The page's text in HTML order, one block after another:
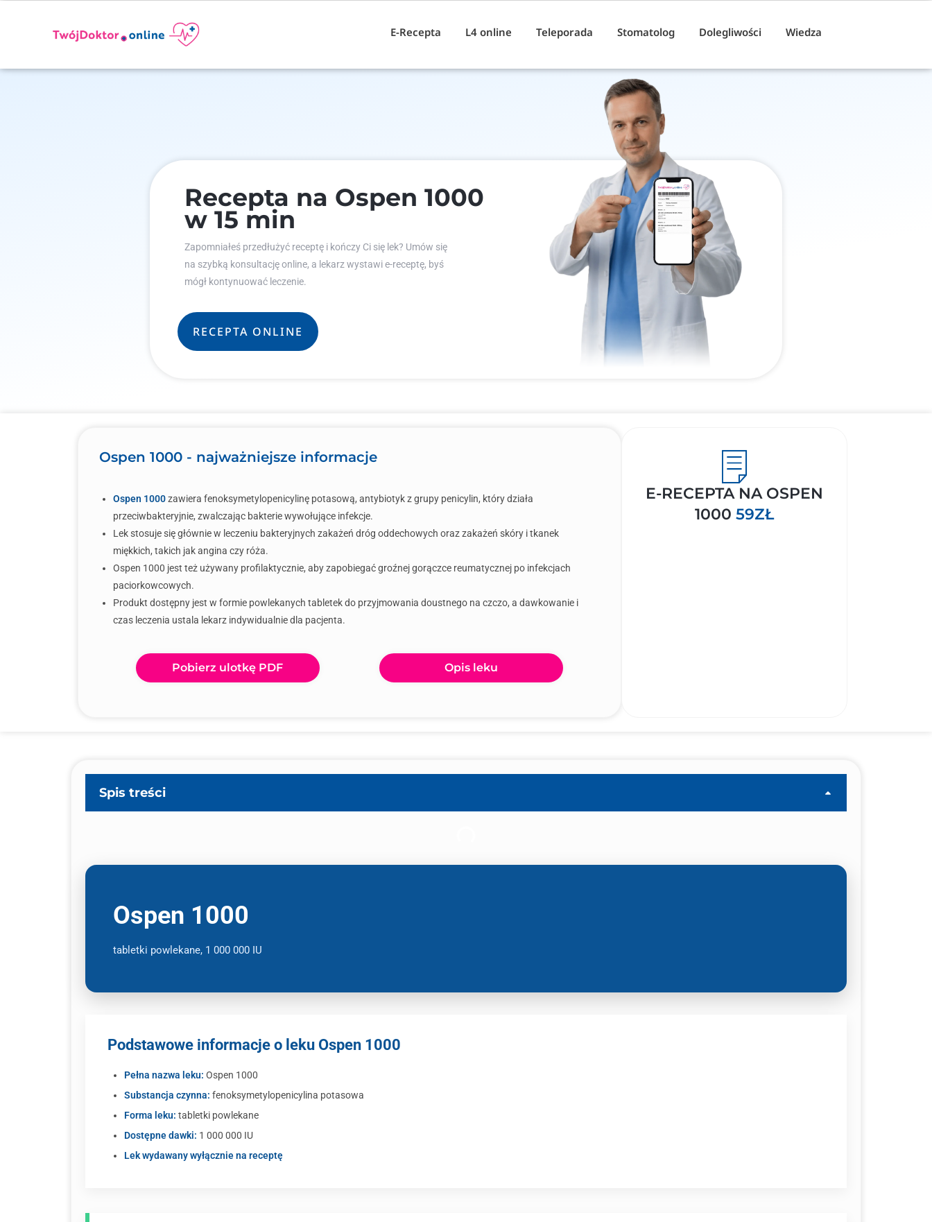
E-Recepta L4 online Teleporada Stomatolog Dolegliwości Wiedza
Recepta na Ospen 1000
w 15 min
Zapomniałeś przedłużyć receptę i kończy Ci się lek? Umów się
na szybką konsultację online, a lekarz wystawi e-receptę, byś
mógł kontynuować leczenie.
RECEPTA ONLINE
Ospen 1000 - najważniejsze informacje
Ospen 1000zawiera fenoksymetylopenicylinę potasową, antybiotyk z grupy penicylin, który działa
przeciwbakteryjnie, zwalczając bakterie wywołujące infekcje.
Lek stosuje się głównie w leczeniu bakteryjnych zakażeń dróg oddechowych oraz zakażeń skóry i tkanek
miękkich, takich jak angina czy róża.
Ospen 1000 jest też używany profilaktycznie, aby zapobiegać groźnej gorączce reumatycznej po infekcjach
paciorkowcowych.
Produkt dostępny jest w formie powlekanych tabletek do przyjmowania doustnego na czczo, a dawkowanie i
czas leczenia ustala lekarz indywidualnie dla pacjenta.
Pobierz ulotkę PDF Opis leku
E-RECEPTA NA OSPEN
1000 59ZŁ
Spis treści
Ospen 1000
tabletki powlekane, 1 000 000 IU
Podstawowe informacje o leku Ospen 1000
Pełna nazwa leku: Ospen 1000
Substancja czynna: fenoksymetylopenicylina potasowa
Forma leku: tabletki powlekane
Dostępne dawki: 1 000 000 IU
Lek wydawany wyłącznie na receptę